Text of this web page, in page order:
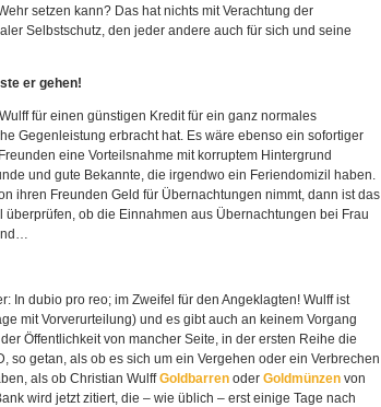
setzen kann? Das hat nichts mit Verachtung der
Selbstschutz, den jeder andere auch für sich und seine
er gehen!
für einen günstigen Kredit für ein ganz normales
Gegenleistung erbracht hat. Es wäre ebenso ein sofortiger
eine Vorteilsnahme mit korruptem Hintergrund
und gute Bekannte, die irgendwo ein Feriendomizil haben.
ihren Freunden Geld für Übernachtungen nimmt, dann ist das
ob die Einnahmen aus Übernachtungen bei Frau
In dubio pro reo; im Zweifel für den Angeklagten! Wulff ist
mit Vorverurteilung) und es gibt auch an keinem Vorgang
Öffentlichkeit von mancher Seite, in der ersten Reihe die
so getan, als ob es sich um ein Vergehen oder ein Verbrechen
als ob Christian WulffGoldbarren oder Goldmünzen von
wird jetzt zitiert, die – wie üblich – erst einige Tage nach